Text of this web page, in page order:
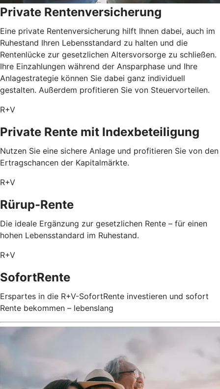
Private Rentenversicherung
Eine private Rentenversicherung hilft Ihnen dabei, auch im
Ruhestand Ihren Lebensstandard zu halten und die
Rentenlücke zur gesetzlichen Altersvorsorge zu schließen.
Ihre Einzahlungen während der Ansparphase und Ihre
Anlagestrategie können Sie dabei ganz individuell
gestalten. Außerdem profitieren Sie von Steuervorteilen.
R+V
Private Rente mit Index­beteiligung
Nutzen Sie eine sichere Anlage und profitieren Sie von den
Ertragschancen der Kapitalmärkte.
R+V
Rürup-Rente
Die ideale Ergänzung zur gesetzlichen Rente – für einen
hohen Lebensstandard im Ruhestand.
R+V
SofortRente
Erspartes in die R+V-SofortRente investieren und sofort
Rente bekommen – lebenslang